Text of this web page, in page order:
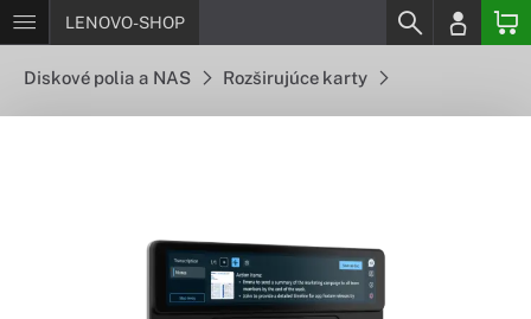
LENOVO-SHOP
Diskové polia a NAS Rozširujúce karty